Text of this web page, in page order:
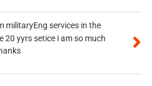
militaryEng services in the
20 yyrs setice i am so much